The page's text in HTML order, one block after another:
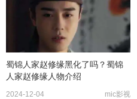
蜀锦人家赵修缘黑化了吗？蜀锦
人家赵修缘人物介绍
2024-12-04 mic影视